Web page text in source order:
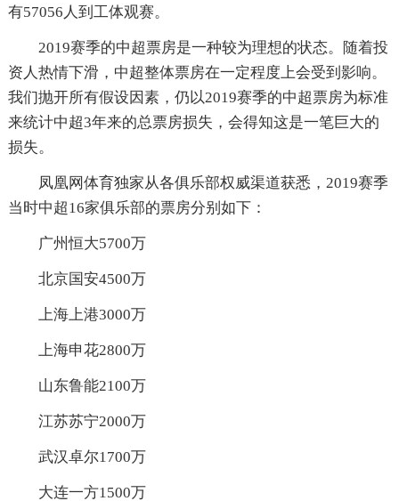
有57056人到工体观赛。
2019赛季的中超票房是一种较为理想的状态。随着投
资人热情下滑，中超整体票房在一定程度上会受到影响。
我们抛开所有假设因素，仍以2019赛季的中超票房为标准
来统计中超3年来的总票房损失，会得知这是一笔巨大的
损失。
凤凰网体育独家从各俱乐部权威渠道获悉，2019赛季
当时中超16家俱乐部的票房分别如下：
广州恒大5700万
北京国安4500万
上海上港3000万
上海申花2800万
山东鲁能2100万
江苏苏宁2000万
武汉卓尔1700万
大连一方1500万